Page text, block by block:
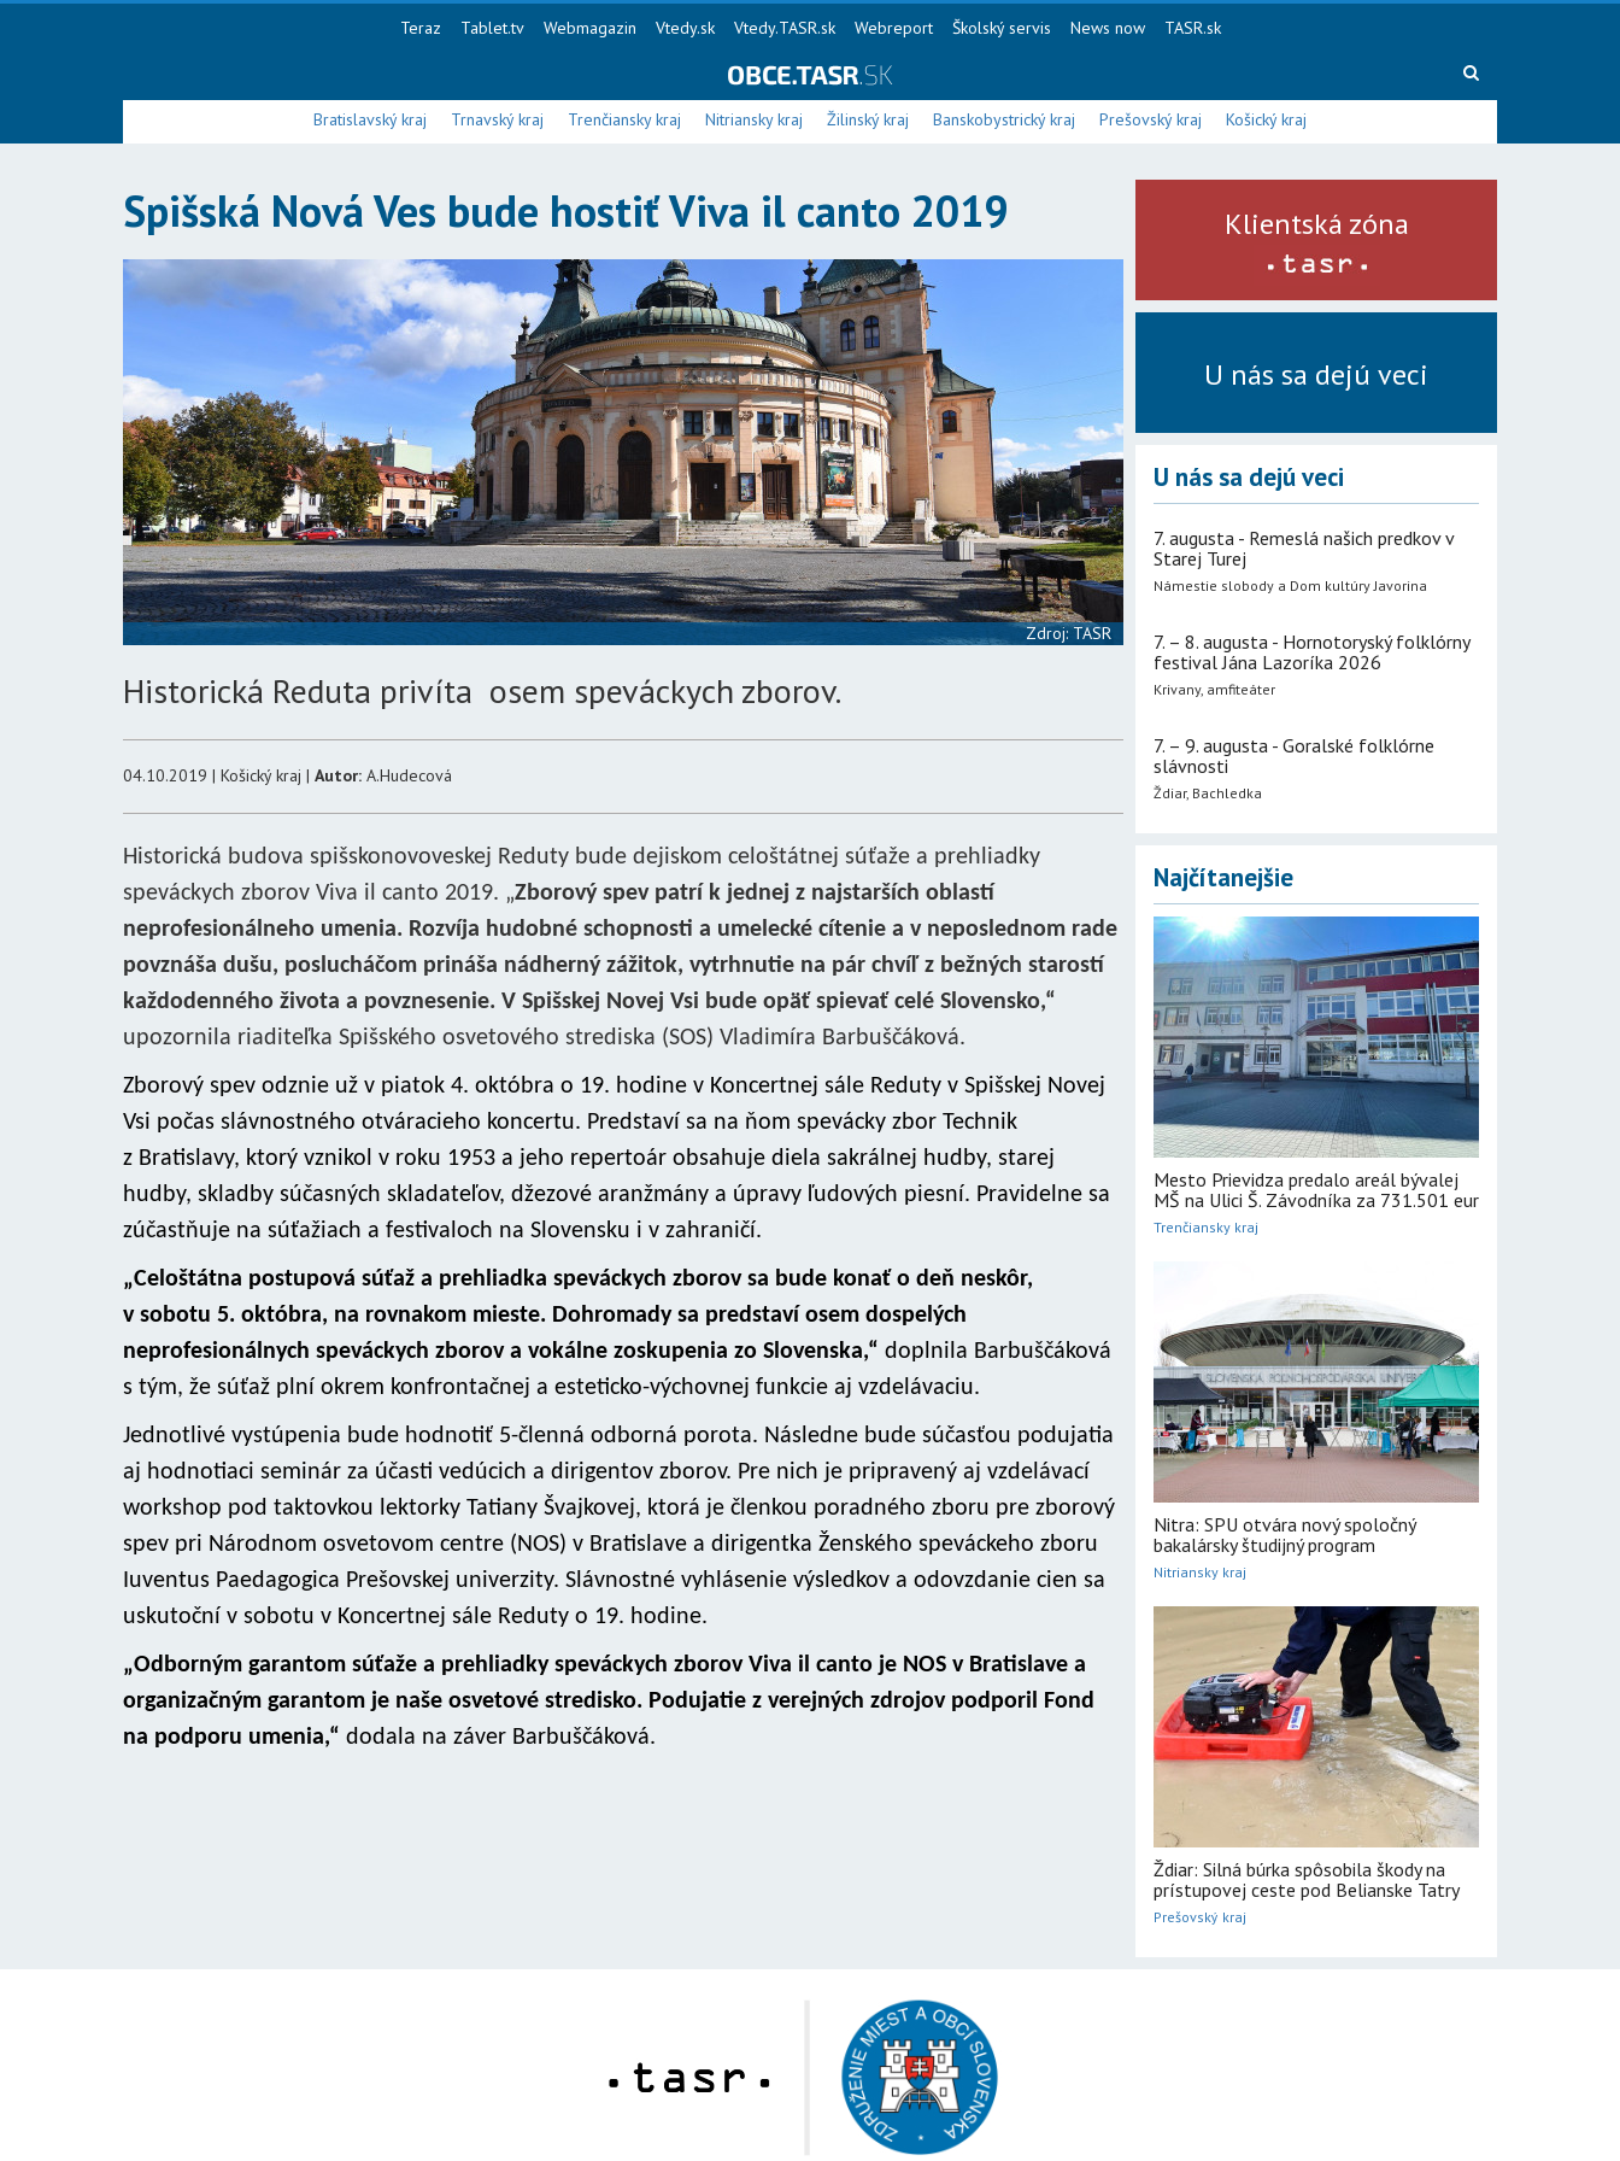
Teraz Tablet.tv Webmagazin Vtedy.sk Vtedy.TASR.sk Webreport Školský servis News now TASR.sk
Bratislavský kraj Trnavský kraj Trenčiansky kraj Nitriansky kraj Žilinský kraj Banskobystrický kraj Prešovský kraj Košický kraj
Spišská Nová Ves bude hostiť Viva il canto 2019
Zdroj: TASR
Historická Reduta privíta osem speváckych zborov.
04.10.2019 | Košický kraj | Autor: A.Hudecová
Historická budova spišskonovoveskej Reduty bude dejiskom celoštátnej súťaže a prehliadky
speváckych zborov Viva il canto 2019. „Zborový spev patrí k jednej z najstarších oblastí
neprofesionálneho umenia. Rozvíja hudobné schopnosti a umelecké cítenie a v neposlednom rade
povznáša dušu, poslucháčom prináša nádherný zážitok, vytrhnutie na pár chvíľ z bežných starostí
každodenného života a povznesenie. V Spišskej Novej Vsi bude opäť spievať celé Slovensko,“
upozornila riaditeľka Spišského osvetového strediska (SOS) Vladimíra Barbuščáková.
Zborový spev odznie už v piatok 4. októbra o 19. hodine v Koncertnej sále Reduty v Spišskej Novej
Vsi počas slávnostného otváracieho koncertu. Predstaví sa na ňom spevácky zbor Technik
z Bratislavy, ktorý vznikol v roku 1953 a jeho repertoár obsahuje diela sakrálnej hudby, starej
hudby, skladby súčasných skladateľov, džezové aranžmány a úpravy ľudových piesní. Pravidelne sa
zúčastňuje na súťažiach a festivaloch na Slovensku i v zahraničí.
„Celoštátna postupová súťaž a prehliadka speváckych zborov sa bude konať o deň neskôr,
v sobotu 5. októbra, na rovnakom mieste. Dohromady sa predstaví osem dospelých
neprofesionálnych speváckych zborov a vokálne zoskupenia zo Slovenska,“ doplnila Barbuščáková
s tým, že súťaž plní okrem konfrontačnej a esteticko-výchovnej funkcie aj vzdelávaciu.
Jednotlivé vystúpenia bude hodnotiť 5-členná odborná porota. Následne bude súčasťou podujatia
aj hodnotiaci seminár za účasti vedúcich a dirigentov zborov. Pre nich je pripravený aj vzdelávací
workshop pod taktovkou lektorky Tatiany Švajkovej, ktorá je členkou poradného zboru pre zborový
spev pri Národnom osvetovom centre (NOS) v Bratislave a dirigentka Ženského speváckeho zboru
Iuventus Paedagogica Prešovskej univerzity. Slávnostné vyhlásenie výsledkov a odovzdanie cien sa
uskutoční v sobotu v Koncertnej sále Reduty o 19. hodine.
„Odborným garantom súťaže a prehliadky speváckych zborov Viva il canto je NOS v Bratislave a
organizačným garantom je naše osvetové stredisko. Podujatie z verejných zdrojov podporil Fond
na podporu umenia,“ dodala na záver Barbuščáková.
Klientská zóna
U nás sa dejú veci
U nás sa dejú veci
7. augusta - Remeslá našich predkov v
Starej Turej
Námestie slobody a Dom kultúry Javorina
7. – 8. augusta - Hornotoryský folklórny
festival Jána Lazoríka 2026
Krivany, amfiteáter
7. – 9. augusta - Goralské folklórne
slávnosti
Ždiar, Bachledka
Najčítanejšie
Mesto Prievidza predalo areál bývalej
MŠ na Ulici Š. Závodníka za 731.501 eur
Trenčiansky kraj
Nitra: SPU otvára nový spoločný
bakalársky študijný program
Nitriansky kraj
Ždiar: Silná búrka spôsobila škody na
prístupovej ceste pod Belianske Tatry
Prešovský kraj